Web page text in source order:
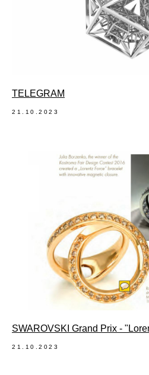
TELEGRAM
21.10.2023
SWAROVSKI Grand Prix -
21.10.2023